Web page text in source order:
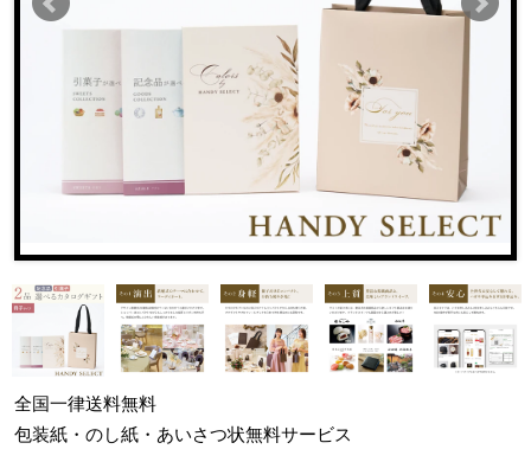
全国一律送料無料
包装紙・のし紙・あいさつ状無料サービス